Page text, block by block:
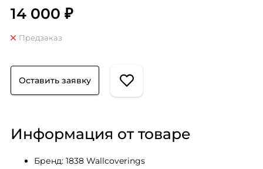
14 000 ₽
Предзаказ
Оставить заявку
Информация от товаре
Бренд: 1838 Wallcoverings